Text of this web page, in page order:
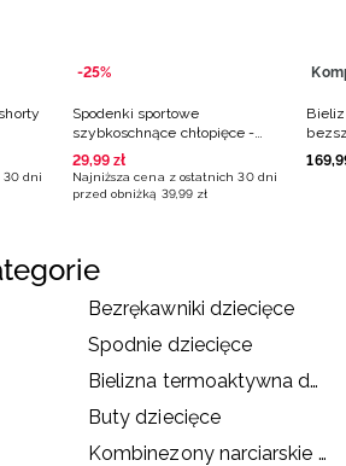
30 dni
-25%
Spodenki sportowe
szybkoschnące chłopięce -
czerwone
29,99 zł
Najniższa cena z ostatnich 30 dni
przed obniżką 39,99 zł
-
169,
Bezrękawniki dziecięce
Spodnie dziecięce
Bielizna termoaktywna dziecięca
Buty dziecięce
Kombinezony narciarskie dziecięce